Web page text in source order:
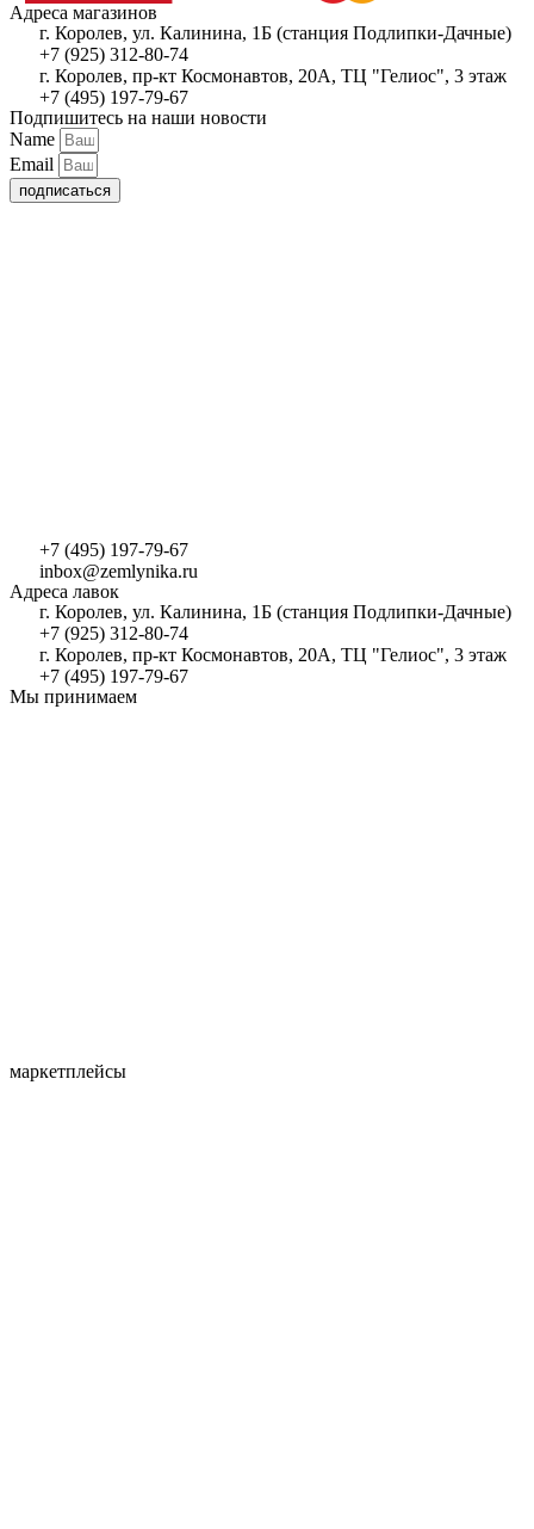
Адреса магазинов
г. Королев, ул. Калинина, 1Б (станция Подлипки-Дачные)
+7 (925) 312-80-74
г. Королев, пр-кт Космонавтов, 20А, ТЦ "Гелиос", 3 этаж
+7 (495) 197-79-67
Подпишитесь на наши новости
Name
Email
подписаться
+7 (495) 197-79-67
inbox@zemlynika.ru
Адреса лавок
г. Королев, ул. Калинина, 1Б (станция Подлипки-Дачные)
+7 (925) 312-80-74
г. Королев, пр-кт Космонавтов, 20А, ТЦ "Гелиос", 3 этаж
+7 (495) 197-79-67
Мы принимаем
маркетплейсы